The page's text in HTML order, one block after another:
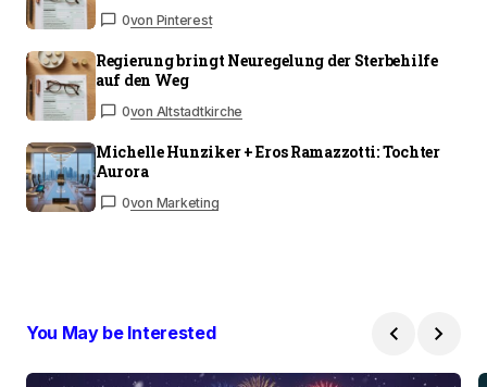
0von Pinterest
Regierung bringt Neuregelung der Sterbehilfe
auf den Weg
0von Altstadtkirche
Michelle Hunziker + Eros Ramazzotti: Tochter
Aurora
0von Marketing
You May be Interested